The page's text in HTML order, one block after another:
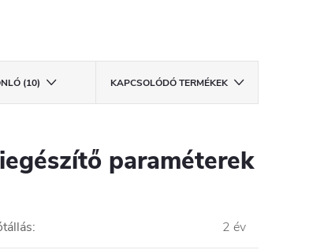
(10) KAPCSOLÓDÓ TERMÉKEK
paraméterek
: 2 év